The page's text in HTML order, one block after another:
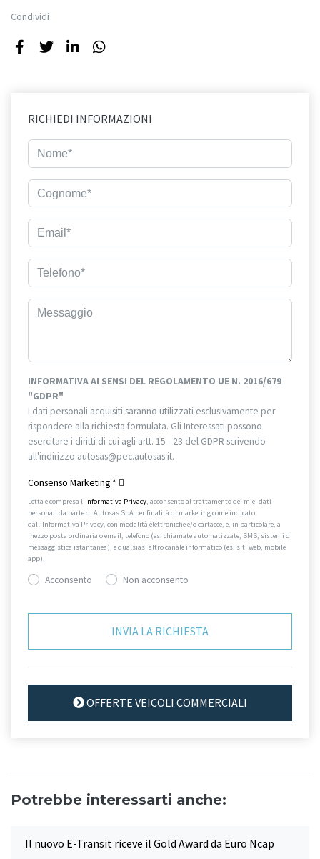
Condividi
RICHIEDI INFORMAZIONI
INFORMATIVA AI SENSI DEL REGOLAMENTO UE N. 2016/679
"GDPR"
I dati personali acquisiti saranno utilizzati esclusivamente per
rispondere alla richiesta formulata. Gli Interessati possono
esercitare i diritti di cui agli artt. 15 - 23 del GDPR scrivendo
all'indirizzo autosas@pec.autosas.it.
Consenso Marketing *
Letta e compresa l’Informativa Privacy, acconsento al trattamento dei miei dati
personali da parte di Autosas SpA per finalità di marketing come indicato
dall’Informativa Privacy, con modalità elettroniche e/o cartacee, e, in particolare, a
mezzo posta ordinaria o email, telefono (es. chiamate automatizzate, SMS, sistemi di
messaggistica istantanea), e qualsiasi altro canale informatico (es. siti web, mobile
app).
Acconsento Non acconsento
OFFERTE VEICOLI COMMERCIALI
Potrebbe interessarti anche:
Il nuovo E-Transit riceve il Gold Award da Euro Ncap